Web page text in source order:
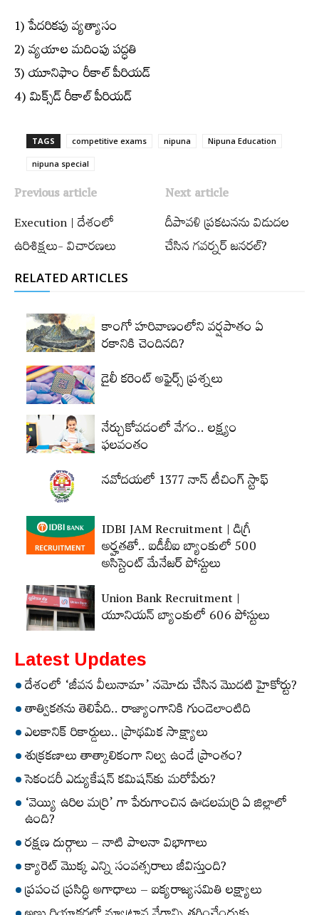
1) పేదరికపు వ్యత్యాసం
2) వ్యయాల మదింపు పద్ధతి
3) యూనిఫాం రీకాల్ పీరియడ్
4) మిక్స్‌డ్ రీకాల్ పీరియడ్
TAGS competitive exams nipuna Nipuna Education
nipuna special
Previous article
Execution | దేశంలో
ఉరిశిక్షలు- విచారణలు
Next article
దీపావళి ప్రకటనను విడుదల
చేసిన గవర్నర్ జనరల్?
RELATED ARTICLES
కాంగో హరివాణంలోని వర్షపాతం ఏ
రకానికి చెందినది?
డైలీ కరెంట్‌ అఫైర్స్‌ ప్రశ్నలు
నేర్చుకోవడంలో వేగం.. లక్ష్యం
ఫలవంతం
నవోదయలో 1377 నాన్‌ టీచింగ్‌ స్టాఫ్‌
IDBI JAM Recruitment | డిగ్రీ
అర్హ‌త‌తో.. ఐడీబీఐ బ్యాంకులో 500
అసిస్టెంట్‌ మేనేజర్‌ పోస్టులు
Union Bank Recruitment |
యూనియన్ బ్యాంకులో 606 పోస్టులు
Latest Updates
దేశంలో ‘జీవన వీలునామా’ నమోదు చేసిన మొదటి హైకోర్టు?
తాత్వికతను తెలిపేది.. రాజ్యాంగానికి గుండెలాంటిది
ఎలకానిక్‌ రికార్డులు.. ప్రాథమిక సాక్ష్యాలు
శుక్రకణాలు తాత్కాలికంగా నిల్వ ఉండే ప్రాంతం?
సెకండరీ ఎడ్యుకేషన్‌ కమిషన్‌కు మరోపేరు?
‘వెయ్యి ఉరిల మర్రి’ గా పేరుగాంచిన ఊడలమర్రి ఏ జిల్లాలో
ఉంది?
రక్షణ దుర్గాలు – నాటి పాలనా విభాగాలు
క్యారెట్‌ మొక్క ఎన్ని సంవత్సరాలు జీవిస్తుంది?
ప్రపంచ ప్రసిద్ధి అగాధాలు – ఐక్యరాజ్యసమితి లక్ష్యాలు